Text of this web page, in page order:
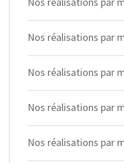
Nos réalisations par
Nos réalisations par
Nos réalisations par
Nos réalisations par